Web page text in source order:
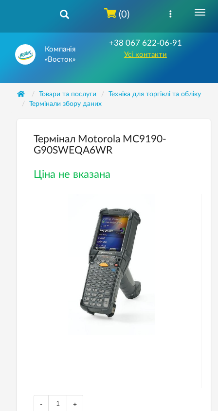
Компанія
«Восток»
+38 067 622-06-91
Усі контакти
(0)
Товари та послуги
Техніка для торгівлі та обліку
Термінали збору даних
Термінал Motorola MC9190-
G90SWEQA6WR
Ціна не вказана
- +